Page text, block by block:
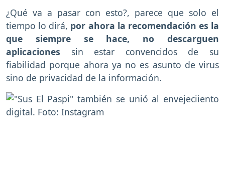
¿Qué va a pasar con esto?, parece que solo el
tiempo lo dirá, por ahora la recomendación es la
que siempre se hace, no descarguen
aplicaciones sin estar convencidos de su
fiabilidad porque ahora ya no es asunto de virus
sino de privacidad de la información.